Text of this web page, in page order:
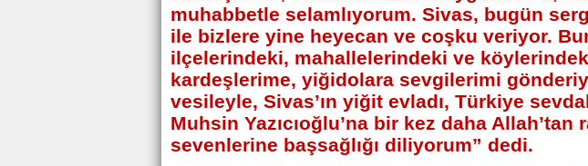
muhabbetle selamlıyorum. Sivas, bugün
ile bizlere yine heyecan ve coşku veriyor.
ilçelerindeki, mahallelerindeki ve
kardeşlerime, yiğidolara sevgilerimi
vesileyle, Sivas’ın yiğit evladı, Türkiye
Muhsin Yazıcıoğlu’na bir kez daha
sevenlerine başsağlığı diliyorum” dedi.